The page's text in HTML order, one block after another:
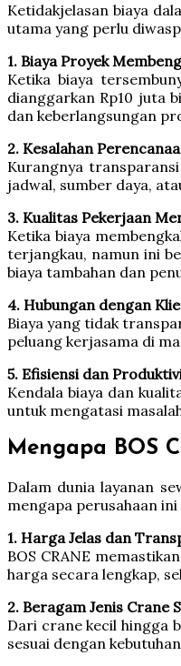
Ketidakjelasan biaya
utama yang perlu
1. Biaya Proyek
Ketika biaya
dianggarkan Rp10 juta
dan keberlangsungan
2. Kesalahan
Kurangnya
jadwal, sumber daya,
3. Kualitas Pekerjaan
Ketika biaya
terjangkau, namun ini
biaya tambahan dan
4. Hubungan dengan
Biaya yang tidak
peluang kerjasama di
5. Efisiensi dan
Kendala biaya dan
untuk mengatasi
Mengapa BOS
Dalam dunia layanan
mengapa perusahaan
1. Harga Jelas dan
BOS CRANE
harga secara lengkap,
2. Beragam Jenis Crane
Dari crane kecil hingga
sesuai dengan